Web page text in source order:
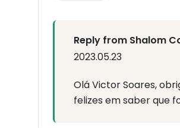
Reply from Shalom
2023.05.23
Olá Victor Soares,
felizes em saber que